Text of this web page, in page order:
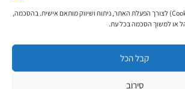
אנו משתמשים בעוגיות (Cookies) לצורך הפעלת האתר, ניתוח ושיווק מותאם אישית. בהסכמה,
או למשוך הסכמה בכל עת.
קבל הכל
סירוב